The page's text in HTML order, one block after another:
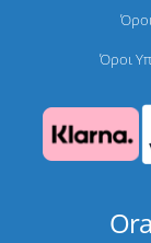
Όροι